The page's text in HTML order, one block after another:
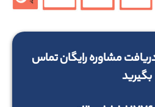
مشاوره رایگان تماس
بگیرید